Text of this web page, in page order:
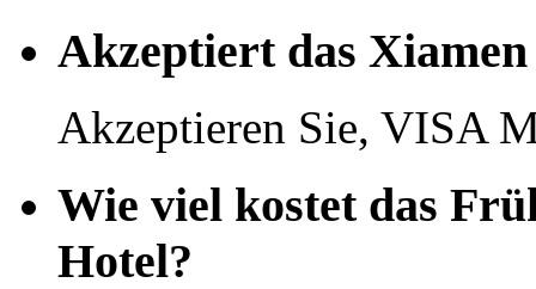
Akzeptiert das
Akzeptieren Sie, VISA
Wie viel kostet das
Hotel?